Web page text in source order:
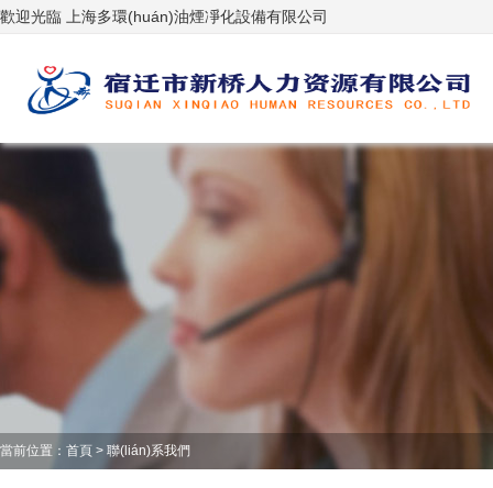
歡迎光臨 上海多環(huán)油煙凈化設備有限公司
當前位置： 首頁 > 聯(lián)系我們